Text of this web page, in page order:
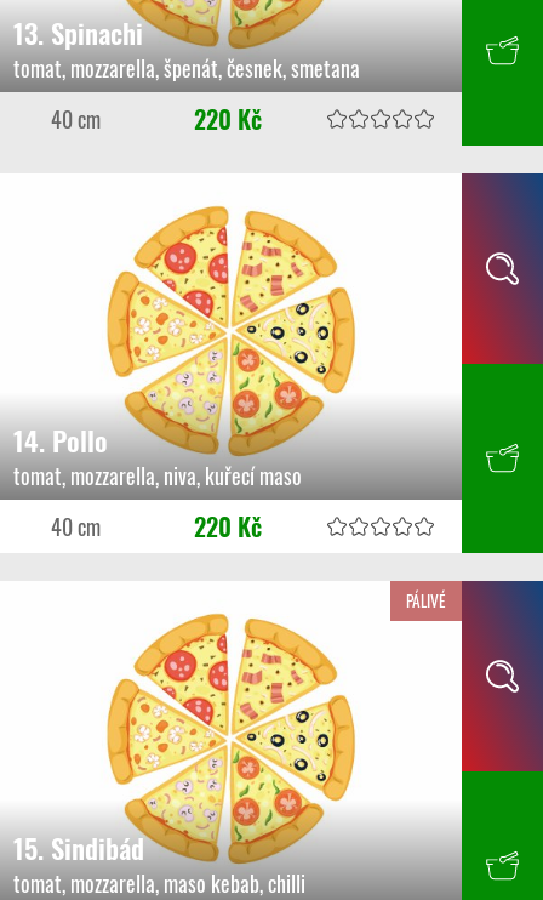
13. Spinachi
tomat, mozzarella, špenát, česnek, smetana
40 cm
220 Kč
14. Pollo
tomat, mozzarella, niva, kuřecí maso
40 cm
220 Kč
PÁLIVÉ
15. Sindibád
tomat, mozzarella, maso kebab, chilli